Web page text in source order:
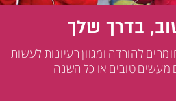
בדרך שלך
להורדה ומגוון רעיונות לעשות
מעשים טובים או כל השנה